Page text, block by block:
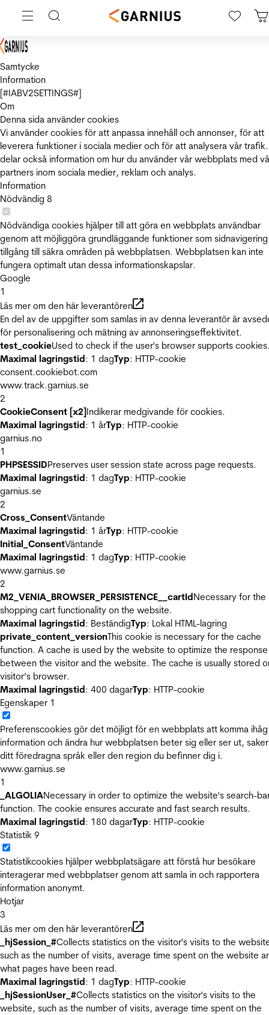
Samtycke
Information
[#IABV2SETTINGS#]
Om
Denna sida använder cookies
Vi använder cookies för att anpassa innehåll och annonser, för att
leverera funktioner i sociala medier och för att analysera vår
delar också information om hur du använder vår webbplats med
partners inom sociala medier, reklam och analys.
Information
Nödvändig 8
Nödvändiga cookies hjälper till att göra en webbplats användbar
genom att möjliggöra grundläggande funktioner som
tillgång till säkra områden på webbplatsen. Webbplatsen kan inte
fungera optimalt utan dessa informationskapslar.
Google
1
Läs mer om den här leverantören
En del av de uppgifter som samlas in av denna leverantör är
för personalisering och mätning av annonseringseffektivitet.
test_cookieUsed to check if the user's browser supports
Maximal lagringstid: 1 dagTyp: HTTP-cookie
consent.cookiebot.com
www.track.garnius.se
2
CookieConsent [x2]Indikerar medgivande för cookies.
Maximal lagringstid: 1 årTyp: HTTP-cookie
garnius.no
1
PHPSESSIDPreserves user session state across page requests.
Maximal lagringstid: 1 dagTyp: HTTP-cookie
garnius.se
2
Cross_ConsentVäntande
Maximal lagringstid: 1 årTyp: HTTP-cookie
Initial_ConsentVäntande
Maximal lagringstid: 1 dagTyp: HTTP-cookie
www.garnius.se
2
M2_VENIA_BROWSER_PERSISTENCE__cartIdNecessary for the
shopping cart functionality on the website.
Maximal lagringstid: BeständigTyp: Lokal HTML-lagring
private_content_versionThis cookie is necessary for the cache
function. A cache is used by the website to optimize the
between the visitor and the website. The cache is usually stored
visitor’s browser.
Maximal lagringstid: 400 dagarTyp: HTTP-cookie
Egenskaper 1
Preferenscookies gör det möjligt för en webbplats att komma ihåg
information och ändra hur webbplatsen beter sig eller ser ut,
ditt föredragna språk eller den region du befinner dig i.
www.garnius.se
1
_ALGOLIANecessary in order to optimize the website's search-
function. The cookie ensures accurate and fast search results.
Maximal lagringstid: 180 dagarTyp: HTTP-cookie
Statistik 9
Statistikcookies hjälper webbplatsägare att förstå hur besökare
interagerar med webbplatser genom att samla in och rapportera
information anonymt.
Hotjar
3
Läs mer om den här leverantören
_hjSession_#Collects statistics on the visitor's visits to the
such as the number of visits, average time spent on the website
what pages have been read.
Maximal lagringstid: 1 dagTyp: HTTP-cookie
_hjSessionUser_#Collects statistics on the visitor's visits to the
website, such as the number of visits, average time spent on the